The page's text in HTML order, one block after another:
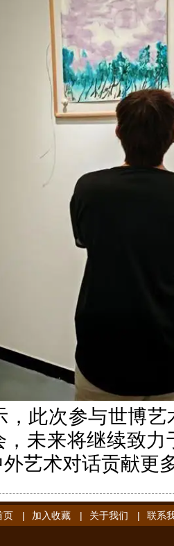
，此次参与世博
，未来将继续致
艺术对话贡献更
页 | 加入收藏 | 关于我们 | 联系